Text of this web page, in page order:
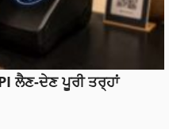
ਲੈਣ-ਦੇਣ ਪੂਰੀ ਤਰ੍ਹਾਂ